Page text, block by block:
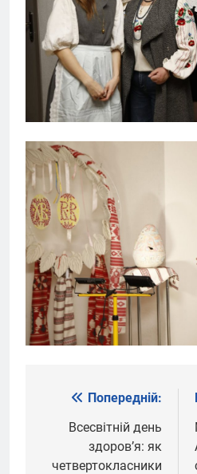
Навігація
записів
Попередній:
Всесвітній день
здоров’я: як
четвертокласники